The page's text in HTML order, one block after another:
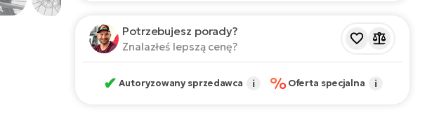
Potrzebujesz porady?
Znalazłeś lepszą cenę?
✔ Autoryzowany sprzedawca i %Oferta specjalna i